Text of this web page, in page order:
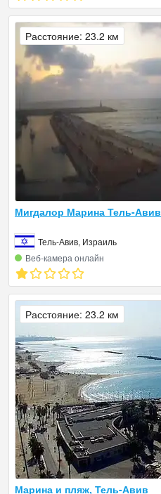
Мигдалор Марина Тель-Авив
Тель-Авив, Израиль
Веб‑камера онлайн
Расстояние: 23.2 км
Марина и пляж, Тель-Авив
Расстояние: 23.2 км